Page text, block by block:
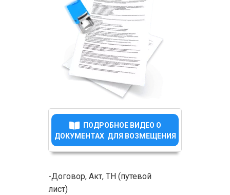
-Договор, Акт, ТН (путевой
лист)
ПОДРОБНОЕ ВИДЕО О
ДОКУМЕНТАХ ДЛЯ ВОЗМЕЩЕНИЯ